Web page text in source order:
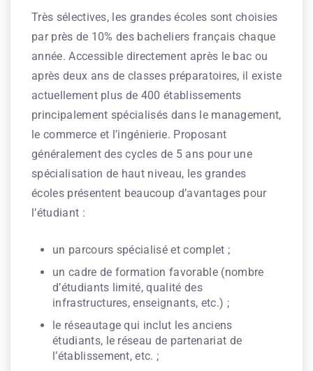
Très sélectives, les grandes écoles sont choisies
par près de 10% des bacheliers français chaque
année. Accessible directement après le bac ou
après deux ans de classes préparatoires, il existe
actuellement plus de 400 établissements
principalement spécialisés dans le management,
le commerce et l’ingénierie. Proposant
généralement des cycles de 5 ans pour une
spécialisation de haut niveau, les grandes
écoles présentent beaucoup d’avantages pour
l’étudiant :
un parcours spécialisé et complet ;
un cadre de formation favorable (nombre
d’étudiants limité, qualité des
infrastructures, enseignants, etc.) ;
le réseautage qui inclut les anciens
étudiants, le réseau de partenariat de
l’établissement, etc. ;